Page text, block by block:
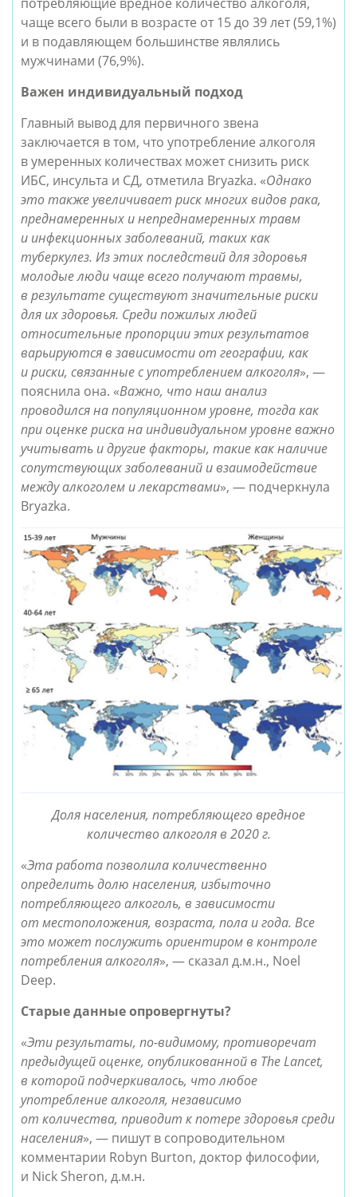
чаще всего были в возрасте от 15 до 39 лет (59,1%)
и в подавляющем большинстве являлись
мужчинами (76,9%).
Важен индивидуальный подход
Главный вывод для первичного звена
заключается в том, что употребление алкоголя
в умеренных количествах может снизить риск
ИБС, инсульта и СД, отметила Bryazka. «Однако
это также увеличивает риск многих видов рака,
преднамеренных и непреднамеренных травм
и инфекционных заболеваний, таких как
туберкулез. Из этих последствий для здоровья
молодые люди чаще всего получают травмы,
в результате существуют значительные риски
для их здоровья. Среди пожилых людей
относительные пропорции этих результатов
варьируются в зависимости от географии, как
и риски, связанные с употреблением алкоголя», —
пояснила она. «Важно, что наш анализ
проводился на популяционном уровне, тогда как
при оценке риска на индивидуальном уровне важно
учитывать и другие факторы, такие как наличие
сопутствующих заболеваний и взаимодействие
между алкоголем и лекарствами», — подчеркнула
Bryazka.
Доля населения, потребляющего вредное
количество алкоголя в 2020 г.
«Эта работа позволила количественно
определить долю населения, избыточно
потребляющего алкоголь, в зависимости
от местоположения, возраста, пола и года. Все
это может послужить ориентиром в контроле
потребления алкоголя», — сказал д.м.н., Noel
Deep.
Старые данные опровергнуты?
«Эти результаты, по-видимому, противоречат
предыдущей оценке, опубликованной в The Lancet,
в которой подчеркивалось, что любое
употребление алкоголя, независимо
от количества, приводит к потере здоровья среди
населения», — пишут в сопроводительном
комментарии Robyn Burton, доктор философии,
и Nick Sheron, д.м.н.